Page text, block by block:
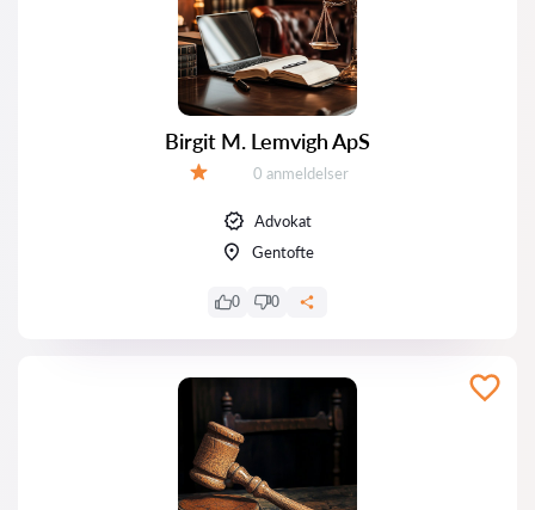
Birgit M. Lemvigh ApS
Anmeldelser:
0 anmeldelser
Advokat
Gentofte
0 0